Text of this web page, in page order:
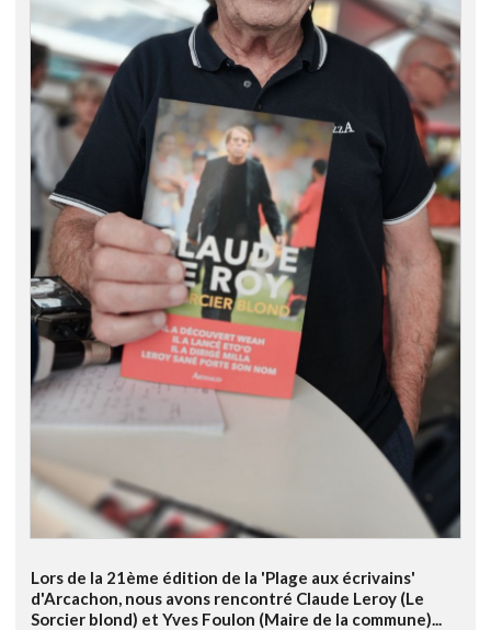
Lors de la 21ème édition de la 'Plage aux écrivains'
d'Arcachon, nous avons rencontré Claude Leroy (Le
Sorcier blond) et Yves Foulon (Maire de la commune)...